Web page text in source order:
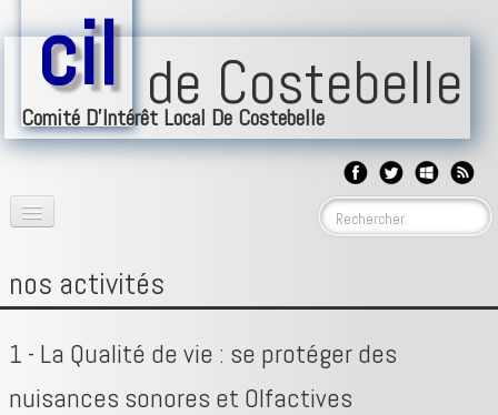
cil de Costebelle
Comité D'Intérêt Local De Costebelle
BLOG
nos implications▼
nos activités
1 - La Qualité de vie : se protéger des
nuisances sonores et Olfactives